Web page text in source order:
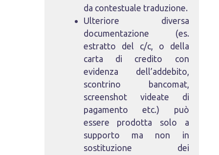
da contestuale traduzione.
Ulteriore diversa
documentazione (es.
estratto del c/c, o della
carta di credito con
evidenza dell’addebito,
scontrino bancomat,
screenshot videate di
pagamento etc.) può
essere prodotta solo a
supporto ma non in
sostituzione dei